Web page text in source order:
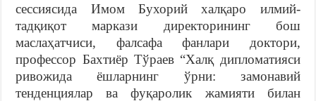
сессиясида Имом Бухорий халқаро илмий-
тадқиқот маркази директорининг бош
маслаҳатчиси, фалсафа фанлари доктори,
профессор Бахтиёр Тўраев “Халқ дипломатияси
ривожида ёшларнинг ўрни: замонавий
тенденциялар ва фуқаролик жамияти билан